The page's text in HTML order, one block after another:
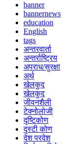
banner
bannernews
education
English
tags
अन्तरवार्ता
अन्तर्राष्ट्रिय
अपराध/सुरक्षा
अर्थ
खेलकुद
खेलकुद
जीवनशैली
टेक्नोलोजी
दृष्टिकोण
दृस्टी कोण
देश परदेश